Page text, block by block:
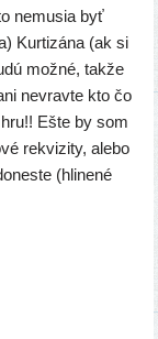
nemu­sia byť
Kurtizána (ak si
mož­né, tak­že
nevrav­te kto čo
Ešte by som
rek­vi­zi­ty, ale­bo
(hli­ne­né